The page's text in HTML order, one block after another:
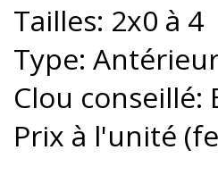
Tailles: 2x0 à 4
Type:
Clou conseillé:
Prix à l'unité